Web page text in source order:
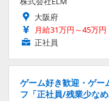
大阪府
月給31万円～45万円
正社員
ゲーム好き歓迎・ゲー
フ「正社員/残業少な